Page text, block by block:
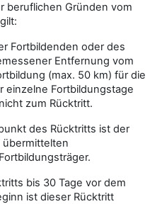
beruflichen Gründen vom
Fortbildenden oder des
Entfernung vom
(max. 50 km) für die
einzelne Fortbildungstage
zum Rücktritt.
des Rücktritts ist der
übermittelten
bis 30 Tage vor dem
ist dieser Rücktritt